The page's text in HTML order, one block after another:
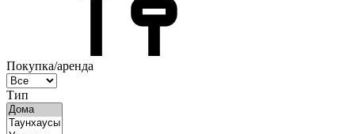
Покупка/аренда
Тип